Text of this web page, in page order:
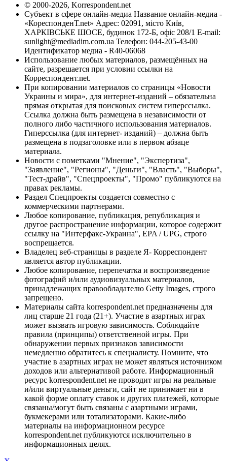
© 2000-2026, Korrespondent.net
Субъект в сфере онлайн-медиа Название онлайн-медиа -
«КореспонденТ.net» Адрес: 02091, місто Київ,
ХАРКІВСЬКЕ ШОСЕ, будинок 172-Б, офіс 208/1 E-mail:
sunlight@mediadim.com.ua Телефон: 044-205-43-00
Идентификатор медиа - R40-06068
Использование любых материалов, размещённых на
сайте, разрешается при условии ссылки на
Корреспондент.net.
При копировании материалов со страницы «Новости
Украины и мира», для интернет-изданий – обязательна
прямая открытая для поисковых систем гиперссылка.
Ссылка должна быть размещена в независимости от
полного либо частичного использования материалов.
Гиперссылка (для интернет- изданий) – должна быть
размещена в подзаголовке или в первом абзаце
материала.
Новости с пометками "Мнение", "Экспертиза",
"Заявление", "Регионы", "Деньги", "Власть", "Выборы",
"Тест-драйв", "Спецпроекты", "Промо" публикуются на
правах рекламы.
Раздел Спецпроекты создается совместно с
коммерческими партнерами.
Любое копирование, публикация, републикация и
другое распространение информации, которое содержит
ссылку на "Интерфакс-Украина", EPA / UPG, строго
воспрещается.
Владелец веб-страницы в разделе Я- Корреспондент
является автор публикации.
Любое копирование, перепечатка и воспроизведение
фотографий и/или аудиовизуальных материалов,
принадлежащих правообладателю Getty Images, строго
запрещено.
Материалы сайта korrespondent.net предназначены для
лиц старше 21 года (21+). Участие в азартных играх
может вызвать игровую зависимость. Соблюдайте
правила (принципы) ответственной игры. При
обнаружении первых признаков зависимости
немедленно обратитесь к специалисту. Помните, что
участие в азартных играх не может являться источником
доходов или альтернативой работе. Информационный
ресурс korrespondent.net не проводит игры на реальные
и/или виртуальные деньги, сайт не принимает ни в
какой форме оплату ставок и других платежей, которые
связаны/могут быть связаны с азартными играми,
букмекерами или тотализаторами. Какие-либо
материалы на информационном ресурсе
korrespondent.net публикуются исключительно в
информационных целях.